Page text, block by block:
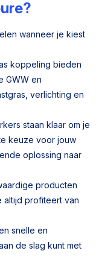
wanneer je kiest
koppeling bieden
GWW en
verlichting en
staan klaar om je
keuze voor jouw
oplossing naar
producten
altijd profiteert van
snelle en
de slag kunt met